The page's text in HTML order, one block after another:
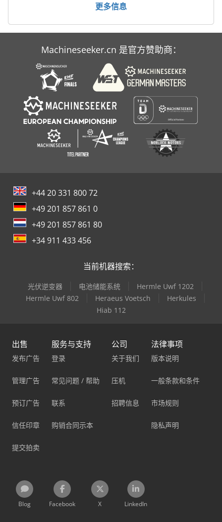
更多信息
Machineseeker.cn 是官方赞助商：
+44 20 331 800 72
+49 201 857 861 0
+49 201 857 861 80
+34 911 433 456
当前机器搜索：
光伏逆变器 电池储能系统
Hermle Uwf 1202
Hermle Uwf 802
Heraeus Voetsch
Herkules
Hiab 112
出售
发布广告
管理广告
预订广告
信任印章
提交拍卖
服务与支持
登录
常见问题 / 帮助
联系
购销合同示本
公司
关于我们
压机
招聘信息
法律事项
版本说明
一般条款和条件
市场规则
隐私声明
Blog Facebook X LinkedIn